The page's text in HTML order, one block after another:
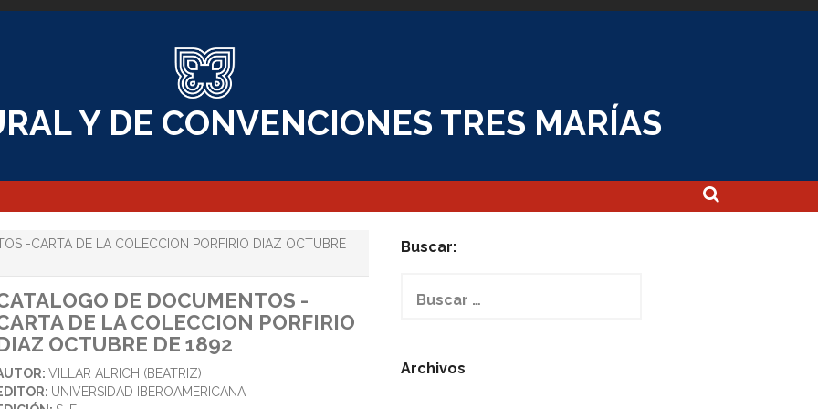
Y DE CONVENCIONES TRES MARÍAS
-CARTA DE LA COLECCION PORFIRIO DIAZ OCTUBRE
DE DOCUMENTOS -
DE LA COLECCION PORFIRIO
OCTUBRE DE 1892
VILLAR ALRICH (BEATRIZ)
UNIVERSIDAD IBEROAMERICANA
Buscar:
Archivos